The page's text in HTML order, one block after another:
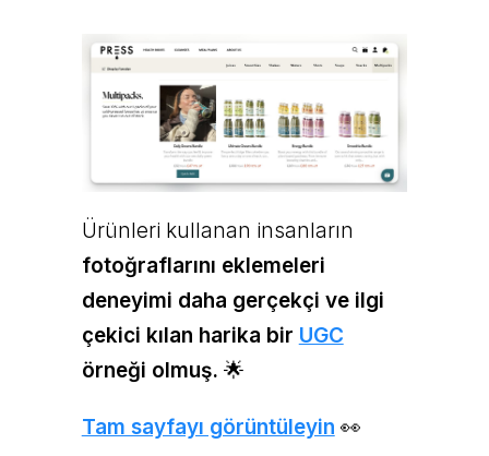
Ürünleri kullanan insanların
fotoğraflarını eklemeleri
deneyimi daha gerçekçi ve ilgi
çekici kılan harika bir UGC
örneği olmuş. 🌟
Tam sayfayı görüntüleyin 👀